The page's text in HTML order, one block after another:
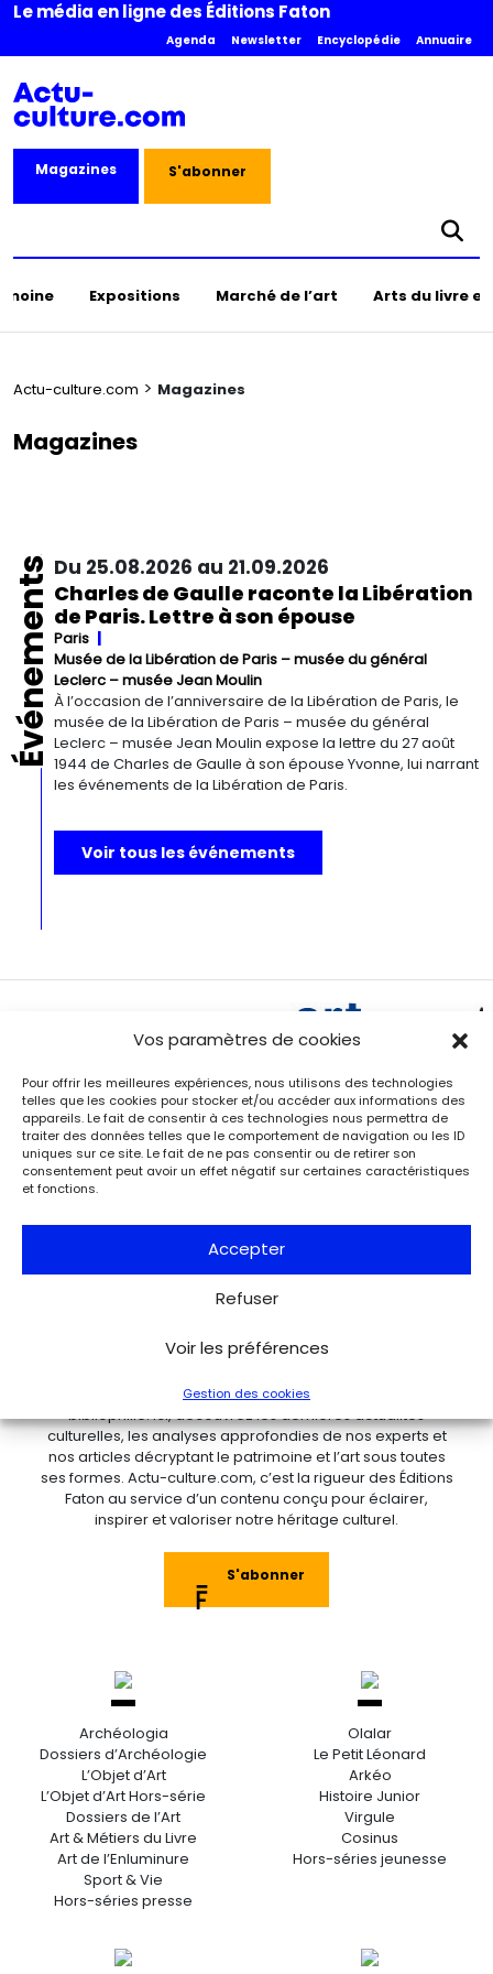
Vos paramètres de cookies
Pour offrir les meilleures expériences, nous utilisons des technologies
telles que les cookies pour stocker et/ou accéder aux informations des
appareils. Le fait de consentir à ces technologies nous permettra de
traiter des données telles que le comportement de navigation ou les ID
uniques sur ce site. Le fait de ne pas consentir ou de retirer son
consentement peut avoir un effet négatif sur certaines caractéristiques
et fonctions.
Accepter
Refuser
Voir les préférences
Gestion des cookies
Le média en ligne des Éditions Faton
Agenda Newsletter Encyclopédie Annuaire
Magazines S'abonner
Expositions Marché de l’art Arts du livre
Actu-culture.com > Magazines
Magazines
ÉvénementsDu 25.08.2026 au 21.09.2026
Charles de Gaulle raconte la Libération
de Paris. Lettre à son épouse
Paris
Musée de la Libération de Paris – musée du général
Leclerc – musée Jean Moulin
À l’occasion de l’anniversaire de la Libération de Paris, le
musée de la Libération de Paris – musée du général
Leclerc – musée Jean Moulin expose la lettre du 27 août
1944 de Charles de Gaulle à son épouse Yvonne, lui narrant
les événements de la Libération de Paris.
Voir tous les événements
Éditions FATON
1 rue des Artisans
France
dans l’univers des arts, de l’archéologie et de la
bibliophilie. Ici, découvrez les dernières actualités
culturelles, les analyses approfondies de nos experts et
nos articles décryptant le patrimoine et l’art sous toutes
ses formes. Actu-culture.com, c’est la rigueur des Éditions
Faton au service d’un contenu conçu pour éclairer,
inspirer et valoriser notre héritage culturel.
S'abonner
Archéologia
Dossiers d’Archéologie
L’Objet d’Art
L’Objet d’Art Hors-série
Dossiers de l’Art
Art & Métiers du Livre
Art de l’Enluminure
Sport & Vie
Hors-séries presse
Olalar
Le Petit Léonard
Arkéo
Histoire Junior
Virgule
Cosinus
Hors-séries jeunesse